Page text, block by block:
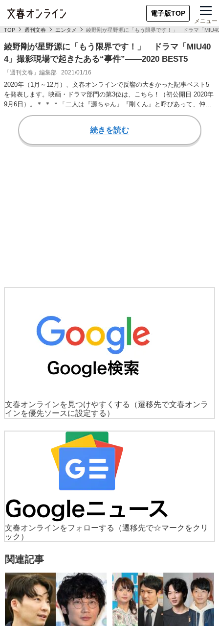
電子版TOP
メニュー
TOP 週刊文春 エンタメ 綾野剛が星野源に「もう限界です！」 ドラマ「
綾野剛が星野源に「もう限界です！」 ドラマ「MIU40
4」撮影現場で起きたある“事件”――2020 BEST5
「週刊文春」編集部 2021/01/16
2020年（1月～12月）、文春オンラインで反響の大きかった記事ベスト5
を発表します。映画・ドラマ部門の第3位は、こちら！（初公開日 2020年
9月6日）。＊ ＊ ＊「二人は『源ちゃん』『剛くん』と呼びあって、仲の
続きを読む
文春オンラインを見つけやすくする
（遷移先で文春オンラ
インを優先ソースに設定する）
文春オンラインをフォローする
（遷移先で☆マークをクリ
ック）
関連記事